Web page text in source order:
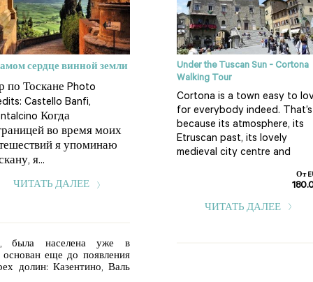
сердце винной земли
по Тоскане Photo
Castello Banfi,
Когда
во время моих
я упоминаю
я...
ЧИТАТЬ ДАЛЕЕ
была населена уже в
еще до появления
долин: Казентино, Валь
Under the Tuscan Sun - Cortona
Walking Tour
Cortona is a town easy to
for everybody indeed. That’s
because its atmosphere, its
Etruscan past, its lovely
medieval city centre and
От
ЧИТАТЬ ДАЛЕЕ